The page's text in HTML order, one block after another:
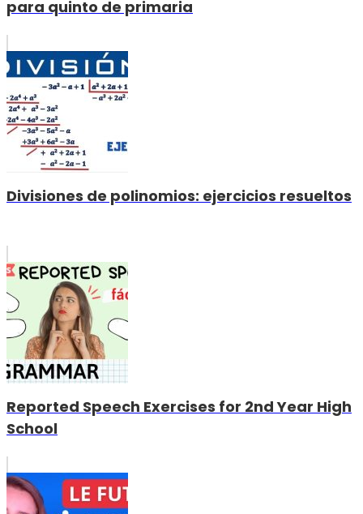
para quinto de primaria
Divisiones de polinomios: ejercicios resueltos
Reported Speech Exercises for 2nd Year High
School